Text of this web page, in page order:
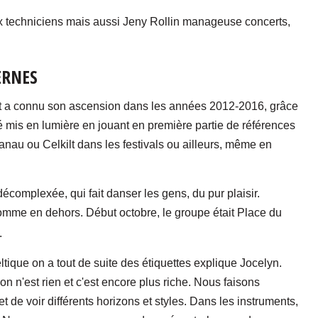
mais aussi Jeny Rollin manageuse concerts,
connu son ascension dans les années 2012-2016, grâce
mis en lumière en jouant en première partie de références
ou Celkilt dans les festivals ou ailleurs, même en
qui fait danser les gens, du pur plaisir.
en dehors. Début octobre, le groupe était Place du
on a tout de suite des étiquettes explique Jocelyn.
n'est rien et c'est encore plus riche. Nous faisons
de voir différents horizons et styles. Dans les instruments,